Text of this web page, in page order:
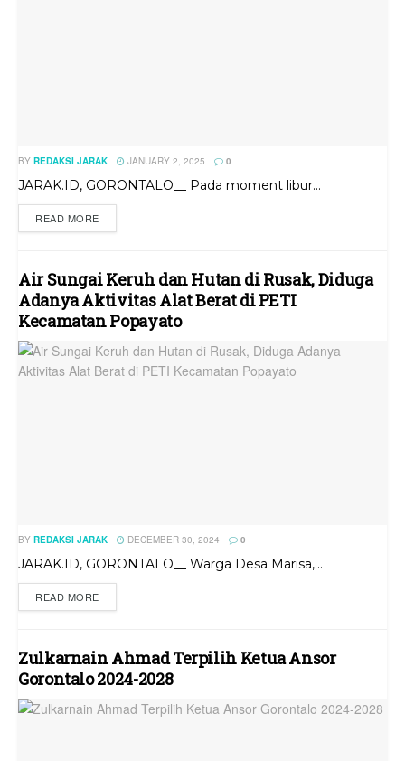
BY REDAKSI JARAK JANUARY 2, 2025 0
JARAK.ID, GORONTALO__ Pada moment libur...
READ MORE
Air Sungai Keruh dan Hutan di Rusak, Diduga
Adanya Aktivitas Alat Berat di PETI
Kecamatan Popayato
BY REDAKSI JARAK DECEMBER 30, 2024 0
JARAK.ID, GORONTALO__ Warga Desa Marisa,...
READ MORE
Zulkarnain Ahmad Terpilih Ketua Ansor
Gorontalo 2024-2028